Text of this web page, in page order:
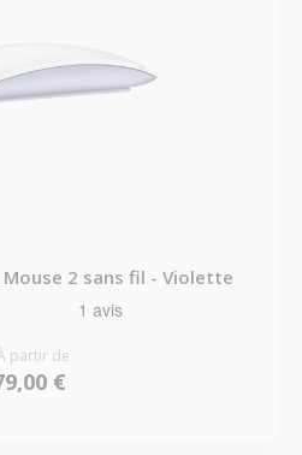
Mouse 2 sans fil - Violette
partir de
€